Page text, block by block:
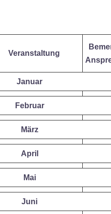
Veranstaltung
Januar
Februar
März
April
Mai
Juni